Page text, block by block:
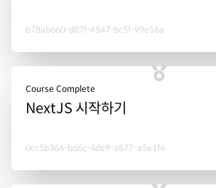
b78ab660-d87f-4547-bc5f-99e16a
Course Complete
NextJS 시작하기
0cc5b364-bd6c-4de9-a877-a5e1f4